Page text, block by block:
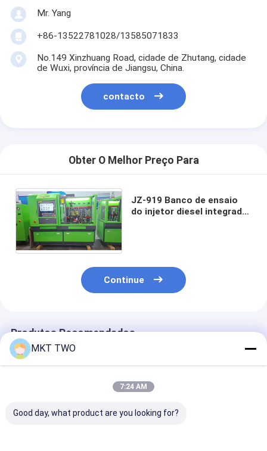
Mr. Yang
+86-13522781028/13585071833
No.149 Xinzhuang Road, cidade de Zhutang, cidade
de Wuxi, província de Jiangsu, China.
contacto
Obter O Melhor Preço Para
JZ-919 Banco de ensaio
do injetor diesel integrado
Continue
Produtos Recomendados
MKT TWO
7:24 AM
Good day, what product are you looking for?